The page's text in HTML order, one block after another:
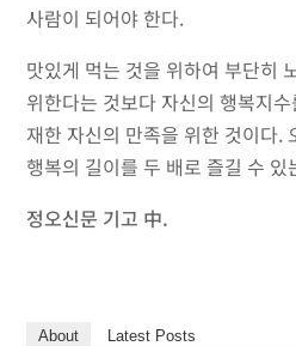
사람이 되어야 한다.
맛있게 먹는 것을 위하여 부단히
위한다는 것보다 자신의 행복지
재한 자신의 만족을 위한 것이다.
행복의 길이를 두 배로 즐길 수
정오신문 기고 中.
About Latest Posts